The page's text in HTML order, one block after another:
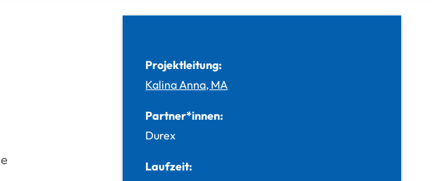
Projektleitung:
Kalina Anna, MA
Partner*innen:
Durex
Laufzeit: